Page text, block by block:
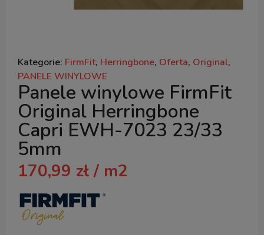
Kategorie: FirmFit, Herringbone, Oferta, Original,
PANELE WINYLOWE
Panele winylowe FirmFit
Original Herringbone
Capri EWH-7023 23/33
5mm
170,99 zł / m2